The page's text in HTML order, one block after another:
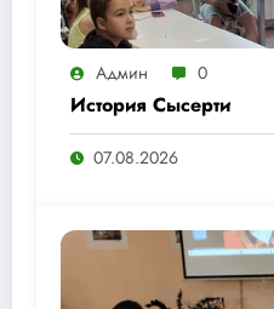
Админ 0
История Сысерти
07.08.2026